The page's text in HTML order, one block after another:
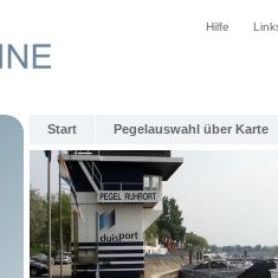
Hilfe
Start Pegelauswahl über Karte